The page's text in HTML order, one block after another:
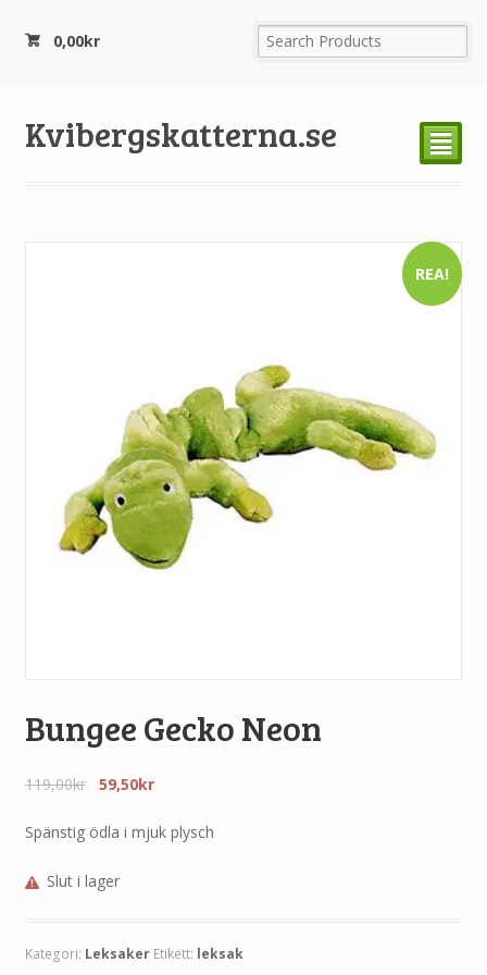
0,00kr
Kvibergskatterna.se ²
REA!
Bungee Gecko Neon
119,00kr
Det
priset
119,00kr.
59,50krDet
priset
Spänstig ödla i mjuk plysch
Slut i lager
Kategori: Leksaker Etikett: leksak